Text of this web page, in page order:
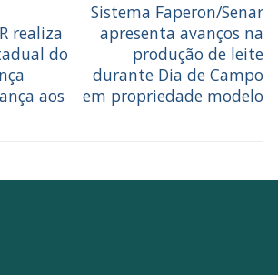
realiza
do
aos
Sistema Faperon/Senar
apresenta avanços na
produção de leite
durante Dia de Campo
em propriedade modelo